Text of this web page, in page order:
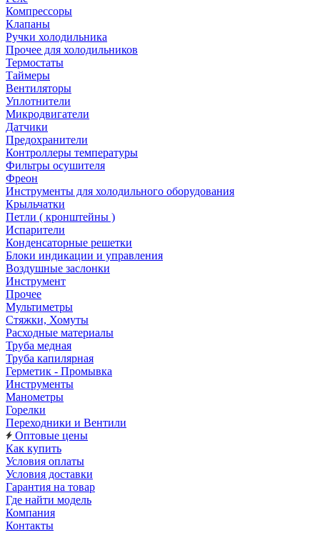
Компрессоры
Клапаны
Ручки холодильника
Прочее для холодильников
Термостаты
Таймеры
Вентиляторы
Уплотнители
Микродвигатели
Датчики
Предохранители
Контроллеры температуры
Фильтры осушителя
Фреон
Инструменты для холодильного оборудования
Крыльчатки
Петли ( кронштейны )
Испарители
Конденсаторные решетки
Блоки индикации и управления
Воздушные заслонки
Инструмент
Прочее
Мультиметры
Стяжки, Хомуты
Расходные материалы
Труба медная
Труба капилярная
Герметик - Промывка
Инструменты
Манометры
Горелки
Переходники и Вентили
Оптовые цены
Как купить
Условия оплаты
Условия доставки
Гарантия на товар
Где найти модель
Компания
Контакты